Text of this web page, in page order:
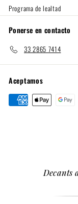
Programa de lealtad
Ponerse en contacto
33 2865 7414
Aceptamos
Decants